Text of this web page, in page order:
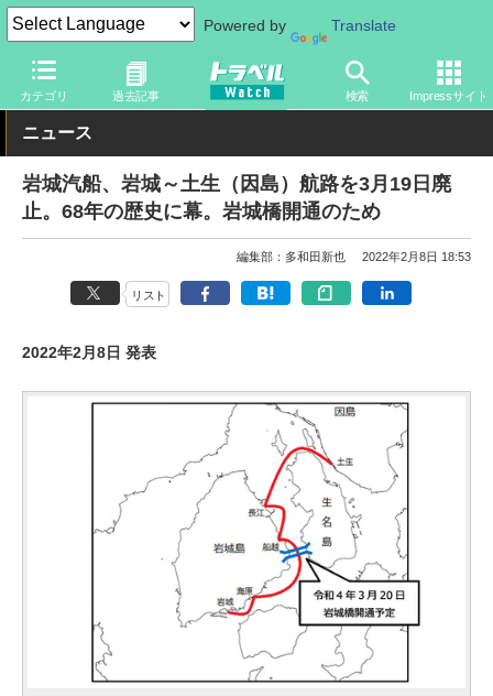
Powered by Translate
カテゴリ 過去記事 検索 Impressサイト
トラベル Watch 地域 国内旅行 中国
ニュース
岩城汽船、岩城～土生（因島）航路を3月19日廃
止。68年の歴史に幕。岩城橋開通のため
編集部：多和田新也 2022年2月8日 18:53
リスト
2022年2月8日 発表